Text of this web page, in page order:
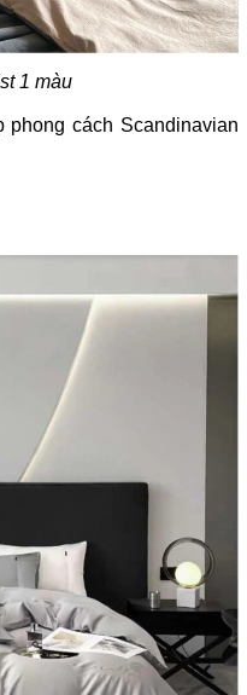
1 màu
phong cách Scandinavian